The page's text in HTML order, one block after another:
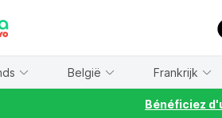
België Frankrijk
Bénéficiez